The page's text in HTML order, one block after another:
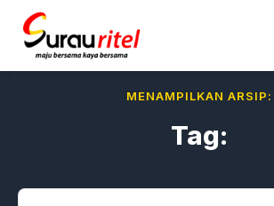
MENAMPILKAN ARSIP:
Tag: